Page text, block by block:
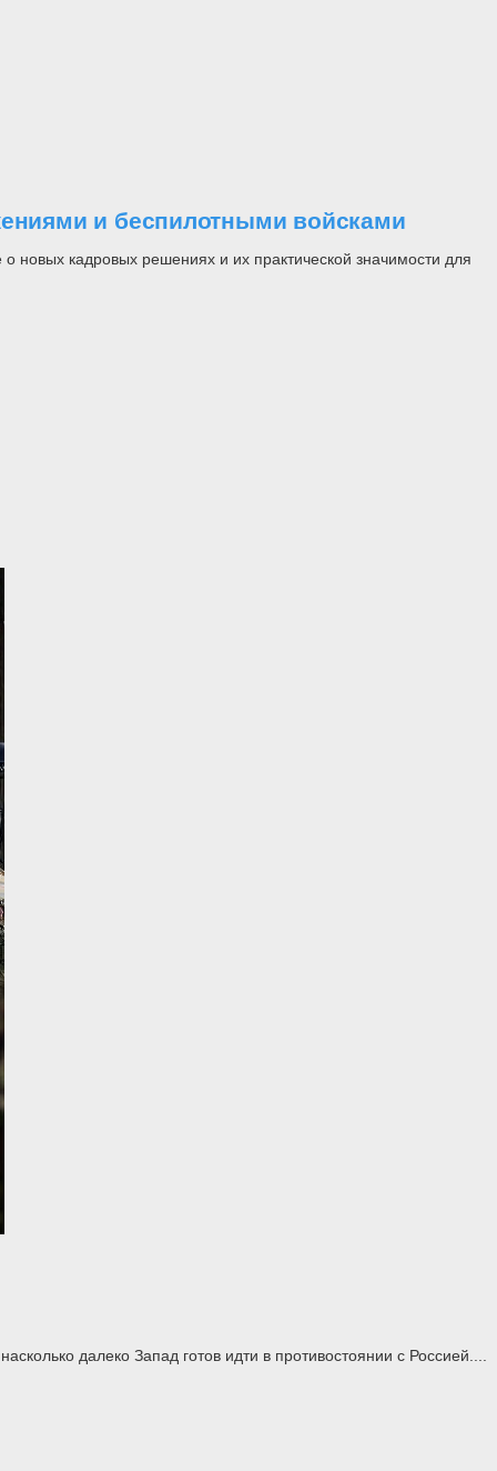
и беспилотными войсками
новых кадровых решениях и их практической значимости для
далеко Запад готов идти в противостоянии с Россией....